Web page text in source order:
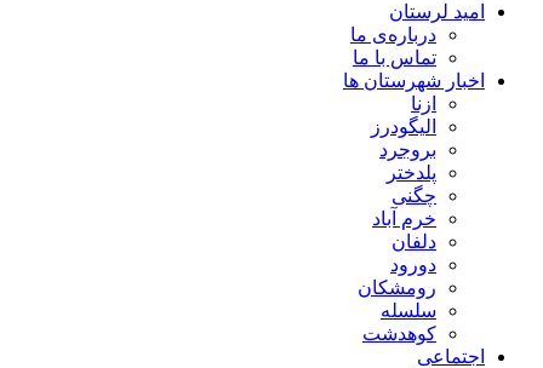
امید لرستان
درباره‌ی ما
تماس با ما
اخبار شهرستان ها
ازنا
الیگودرز
بروجرد
پلدختر
چگنی
خرم آباد
دلفان
دورود
رومشکان
سلسله
کوهدشت
اجتماعی